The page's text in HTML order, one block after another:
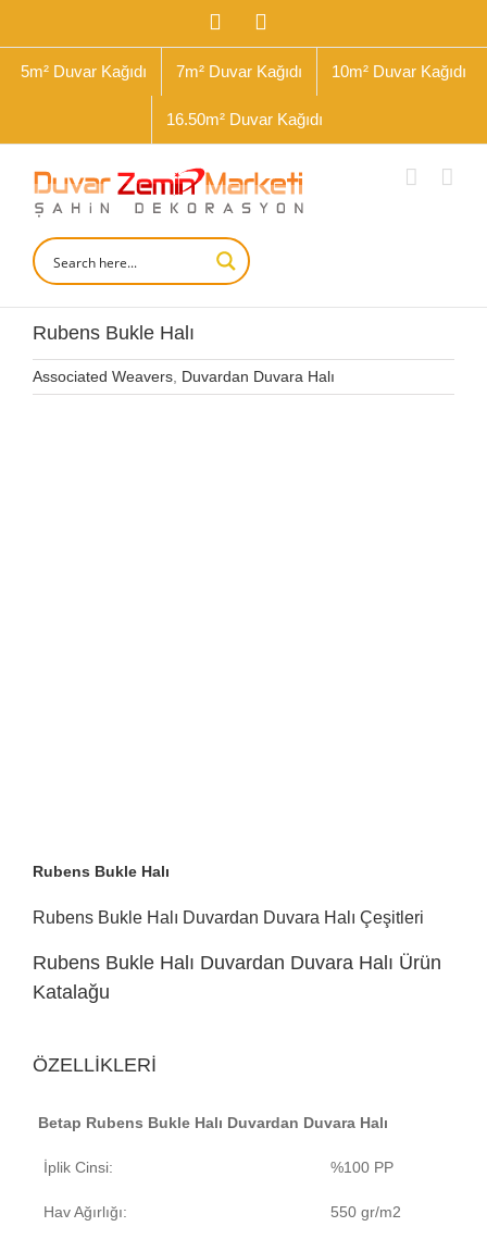
Facebook
5m² Duvar Kağıdı 7m² Duvar Kağıdı 10m² Duvar Kağıdı
16.50m² Duvar Kağıdı
Rubens Bukle Halı
Associated Weavers Duvardan Duvara Halı
Rubens Bukle Halı
Rubens Bukle Halı Duvardan Duvara Halı Çeşitleri
Rubens Bukle Halı Duvardan Duvara Halı Ürün
Katalağu
ÖZELLİKLERİ
Betap Rubens Bukle Halı Duvardan Duvara Halı
İplik Cinsi: %100 PP
Hav Ağırlığı: 550 gr/m2